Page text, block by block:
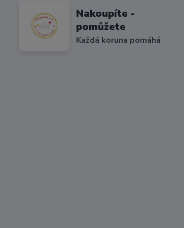
Nakoupíte -
pomůžete
Každá koruna pomáhá